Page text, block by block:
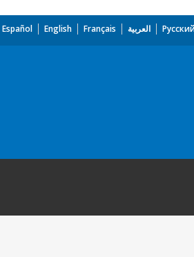
Español English Français العربية